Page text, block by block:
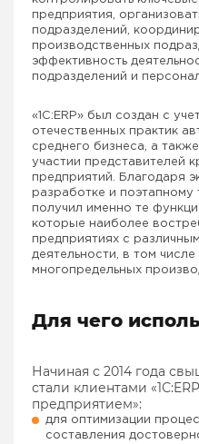
предприятия,
подразделений,
производственных
эффективность
подразделений и
«1C:ERP» был создан с
отечественных практик
среднего бизнеса, а
участии представителей
предприятий. Благодаря
разработке и поэтапному
получил именно те
которые наиболее
предприятиях с
деятельности, в том
многопредельных
Для чего
Начиная с 2014 года
стали клиентами
предприятием»:
для оптимизации
составления